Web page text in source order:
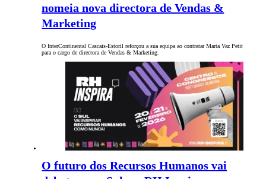
nomeia nova directora de Vendas &
Marketing
O InterContinental Cascais-Estoril reforçou a sua equipa ao contratar Marta Vaz Petit
para o cargo de directora de Vendas & Marketing.
O futuro dos Recursos Humanos vai